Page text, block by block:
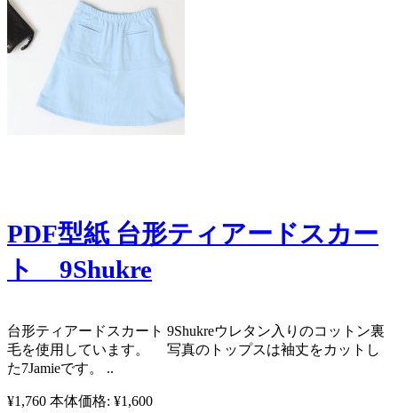
PDF型紙 台形ティアードスカー
ト 9Shukre
​ ​​台形ティアードスカート 9Shukre ​ウレタン入りのコットン裏
毛を使用しています。 写真のトップスは袖丈をカットし
た7Jamieです。 ..
¥1,760 本体価格: ¥1,600